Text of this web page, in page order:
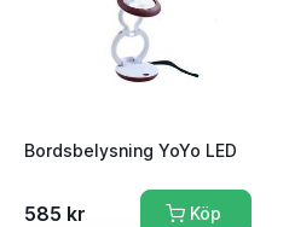
Bordsbelysning YoYo LED
585 kr Köp